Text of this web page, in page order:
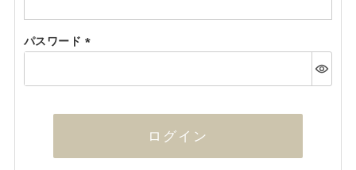
須)
パスワード
須)
ログイン